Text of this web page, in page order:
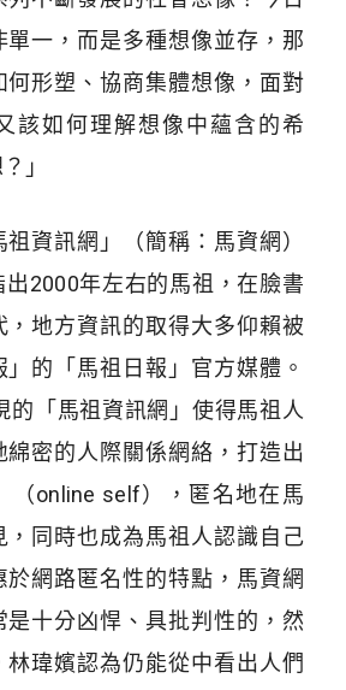
單一，而是多種想像並存，那
何形塑、協商集體想像，面對
該如何理解想像中蘊含的希
」
資訊網」（簡稱：馬資網）
2000年左右的馬祖，在臉書
，地方資訊的取得大多仰賴被
的「馬祖日報」官方媒體。
的「馬祖資訊網」使得馬祖人
綿密的人際關係網絡，打造出
（online self），匿名地在馬
，同時也成為馬祖人認識自己
於網路匿名性的特點，馬資網
是十分凶悍、具批判性的，然
林瑋嬪認為仍能從中看出人們